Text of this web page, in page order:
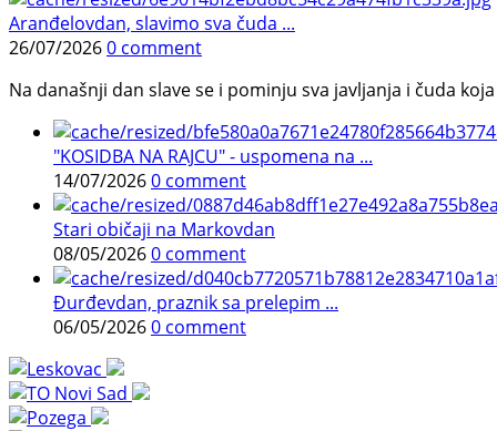
Aranđelovdan, slavimo sva čuda ...
26/07/20260 comment
Na današnji dan slave se i pominju sva javljanja i čuda
"KOSIDBA NA RAJCU" - uspomena na ...
14/07/20260 comment
Stari običaji na Markovdan
08/05/20260 comment
Đurđevdan, praznik sa prelepim ...
06/05/20260 comment